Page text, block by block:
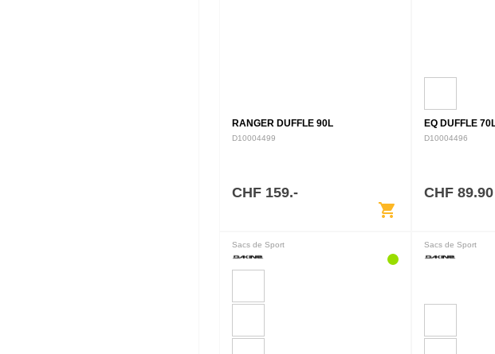
RANGER DUFFLE 90L
D10004499
CHF 159.-
shopping_cart
EQ DUFFLE
D10004496
CHF 89.90
Sacs de Sport Sacs de Sport